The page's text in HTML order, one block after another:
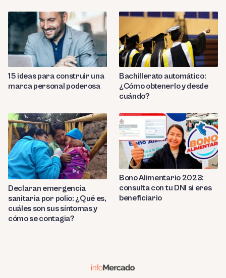
15 ideas para construir una
marca personal poderosa
Bachillerato automático:
¿Cómo obtenerlo y desde
cuándo?
Declaran emergencia
sanitaria por polio: ¿Qué es,
cuáles son sus síntomas y
cómo se contagia?
Bono Alimentario 2023:
consulta con tu DNI si eres
beneficiario